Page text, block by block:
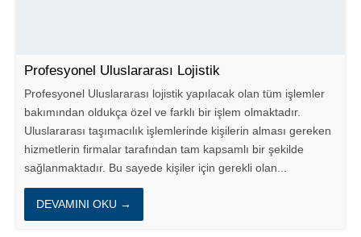
Profesyonel Uluslararası Lojistik
Profesyonel Uluslararası lojistik yapılacak olan tüm işlemler
bakımından oldukça özel ve farklı bir işlem olmaktadır.
Uluslararası taşımacılık işlemlerinde kişilerin alması gereken
hizmetlerin firmalar tarafından tam kapsamlı bir şekilde
sağlanmaktadır. Bu sayede kişiler için gerekli olan...
DEVAMINI OKU →